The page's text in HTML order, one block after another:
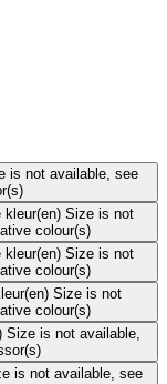
is not available, see
kleur(en) Size is not
colour(s)
kleur(en) Size is not
colour(s)
Size is not
colour(s)
Size is not available,
is not available, see